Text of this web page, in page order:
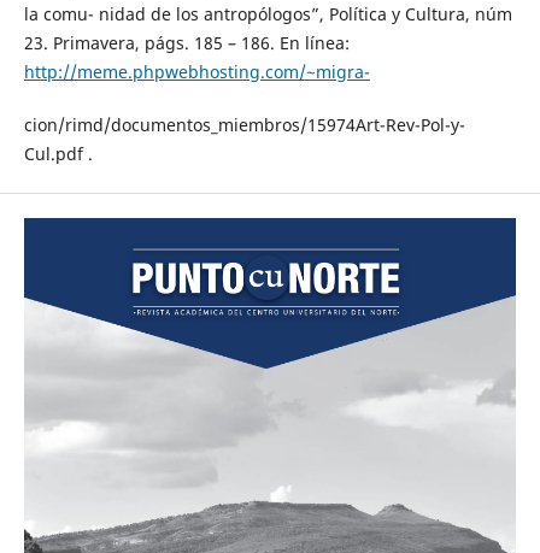
la comu- nidad de los antropólogos”, Política y Cultura, núm
23. Primavera, págs. 185 – 186. En línea:
http://meme.phpwebhosting.com/~migra-
cion/rimd/documentos_miembros/15974Art-Rev-Pol-y-
Cul.pdf .